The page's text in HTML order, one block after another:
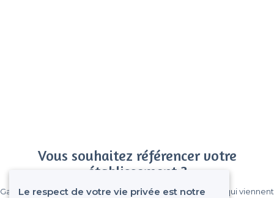
Vous souhaitez référencer votre
établissement ?
Gagnez de nombreux clients parmi le million de visiteurs qui viennent
Le respect de votre vie privée est notre